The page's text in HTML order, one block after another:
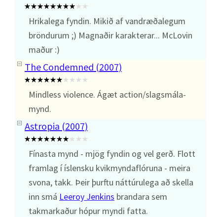
Hrikalega fyndin. Mikið af vandræðalegum
bröndurum ;) Magnaðir karakterar... McLovin
maður :)
The Condemned (2007)
Mindless violence. Ágæt action/slagsmála-
mynd.
Astropia (2007)
Fínasta mynd - mjög fyndin og vel gerð. Flott
framlag í íslensku kvikmyndaflóruna - meira
svona, takk. Þeir þurftu náttúrulega að skella
inn smá Leeroy Jenkins brandara sem
takmarkaður hópur myndi fatta.